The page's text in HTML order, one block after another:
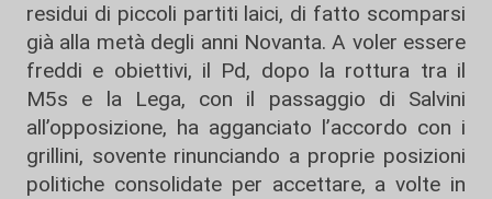
residui di piccoli partiti laici, di fatto scomparsi
già alla metà degli anni Novanta. A voler essere
freddi e obiettivi, il Pd, dopo la rottura tra il
M5s e la Lega, con il passaggio di Salvini
all’opposizione, ha agganciato l’accordo con i
grillini, sovente rinunciando a proprie posizioni
politiche consolidate per accettare, a volte in